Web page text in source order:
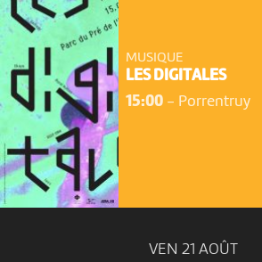
MUSIQUE
LES DIGITALES
15:00- Porrentruy
VEN 21 AOÛT